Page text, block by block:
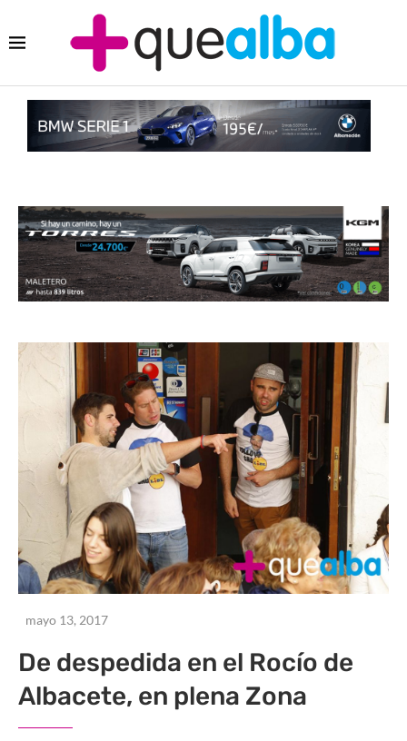
mayo 13, 2017
De despedida en el Rocío de
Albacete, en plena Zona